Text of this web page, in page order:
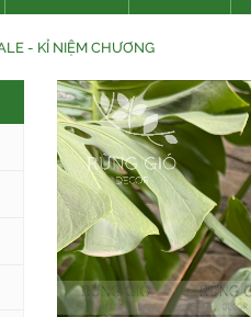
- KỈ NIỆM CHƯƠNG